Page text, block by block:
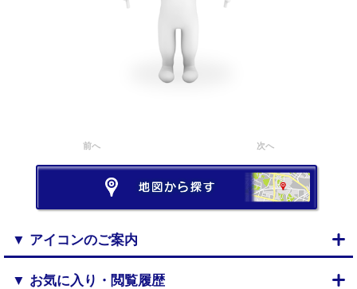
前へ 次へ
▼ アイコンのご案内
▼ お気に入り・閲覧履歴